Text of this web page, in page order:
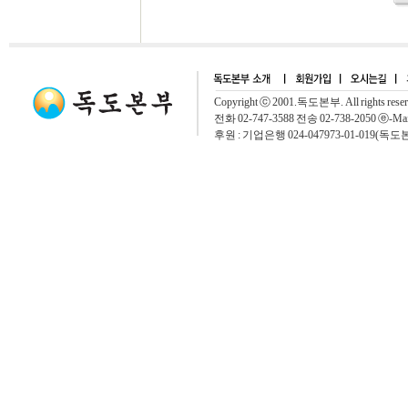
Copyright ⓒ 2001.독도본부. All rights
전화 02-747-3588 전송 02-738-2050 ⓔ-
후원 : 기업은행 024-047973-01-019(독도